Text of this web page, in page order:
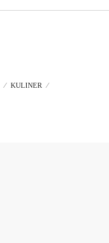
KULINER